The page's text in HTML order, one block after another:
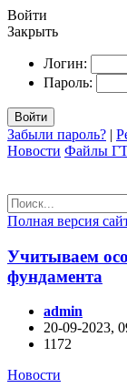
Войти
Закрыть
Логин:
Пароль:
Войти
Забыли пароль? |
Новости Файлы
Полная версия
Учитываем
фундамента
admin
20-09-2023,
1172
Новости